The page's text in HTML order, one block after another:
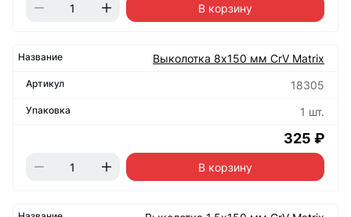
В корзину
Выколотка 8х150 мм CrV Matrix
18305
1 шт.
325 ₽
В корзину